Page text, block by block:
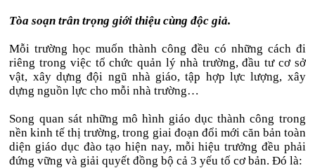
Tòa soạn trân trọng giới thiệu cùng độc giả.
Mỗi trường học muốn thành công đều có những cách đi
riêng trong việc tổ chức quản lý nhà trường, đầu tư cơ sở
vật, xây dựng đội ngũ nhà giáo, tập hợp lực lượng, xây
dựng nguồn lực cho mỗi nhà trường…
Song quan sát những mô hình giáo dục thành công trong
nền kinh tế thị trường, trong giai đoạn đổi mới căn bản toàn
diện giáo dục đào tạo hiện nay, mỗi hiệu trưởng đều phải
đứng vững và giải quyết đồng bộ cả 3 yếu tố cơ bản. Đó là: